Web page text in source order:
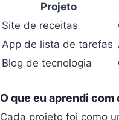
Projeto
Site de receitas
App de lista de tarefas
Blog de tecnologia
O que eu aprendi com
Cada projeto foi como